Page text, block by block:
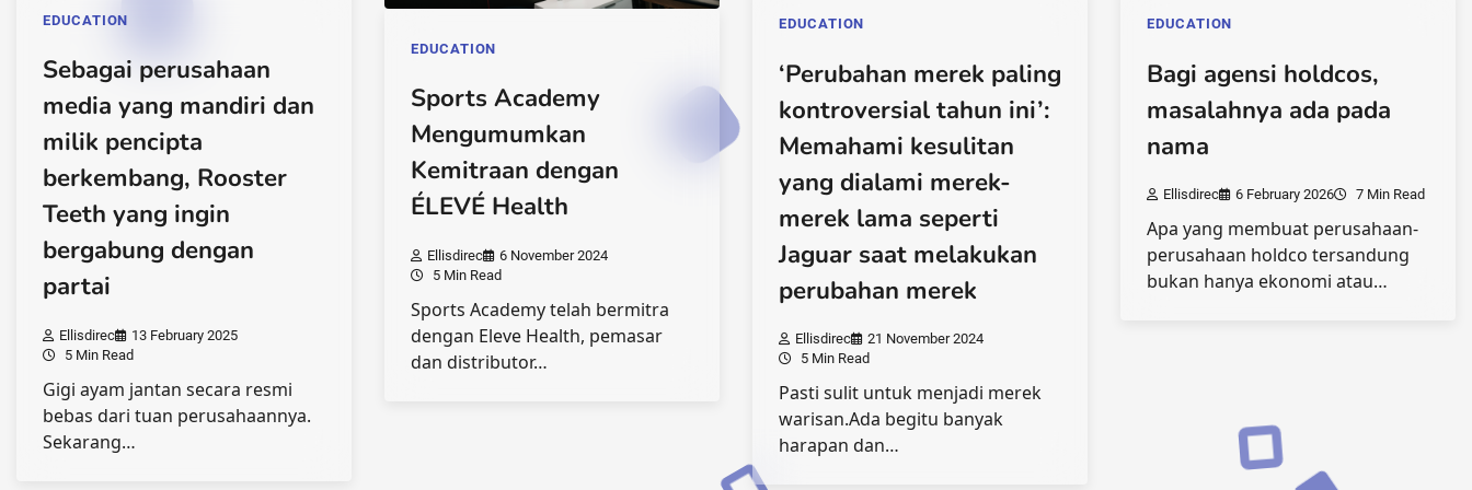
EDUCATION
Sebagai perusahaan
media yang mandiri dan
milik pencipta
berkembang, Rooster
Teeth yang ingin
bergabung dengan
partai
Ellisdirec
13 February 2025
5 Min Read
Gigi ayam jantan secara resmi
bebas dari tuan perusahaannya.
Sekarang…
EDUCATION
Sports Academy
Mengumumkan
Kemitraan dengan
ÉLEVÉ Health
Ellisdirec
6 November 2024
5 Min Read
Sports Academy telah bermitra
dengan Eleve Health, pemasar
dan distributor…
EDUCATION
‘Perubahan merek paling
kontroversial tahun ini’:
Memahami kesulitan
yang dialami merek-
merek lama seperti
Jaguar saat melakukan
perubahan merek
Ellisdirec
21 November 2024
5 Min Read
Pasti sulit untuk menjadi merek
warisan.Ada begitu banyak
harapan dan…
EDUCATION
Bagi agensi holdcos,
masalahnya ada pada
nama
Ellisdirec 6 February 2026 7 Min Read
Apa yang membuat perusahaan-
perusahaan holdco tersandung
bukan hanya ekonomi atau…